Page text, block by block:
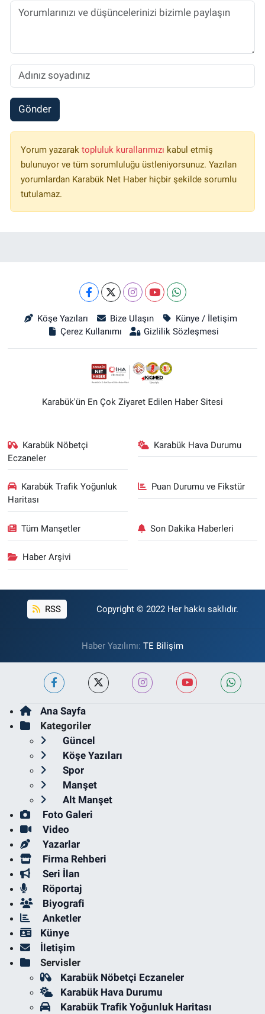
Gönder
Yorum yazarak topluluk kurallarımızı kabul etmiş
bulunuyor ve tüm sorumluluğu üstleniyorsunuz. Yazılan
yorumlardan Karabük Net Haber hiçbir şekilde sorumlu
tutulamaz.
Köşe Yazıları Bize Ulaşın
Künye / İletişim
Çerez Kullanımı
Gizlilik Sözleşmesi
Karabük'ün En Çok Ziyaret Edilen Haber Sitesi
Karabük Nöbetçi
Eczaneler
Karabük Hava Durumu
Karabük Trafik Yoğunluk
Haritası
Puan Durumu ve Fikstür
Tüm Manşetler Son Dakika Haberleri
Haber Arşivi
RSS Copyright © 2022 Her hakkı saklıdır.
Haber Yazılımı: TE Bilişim
Ana Sayfa
Kategoriler
Güncel
Köşe Yazıları
Spor
Manşet
Alt Manşet
Foto Galeri
Video
Yazarlar
Firma Rehberi
Seri İlan
Röportaj
Biyografi
Anketler
Künye
İletişim
Servisler
Karabük Nöbetçi Eczaneler
Karabük Hava Durumu
Karabük Trafik Yoğunluk Haritası